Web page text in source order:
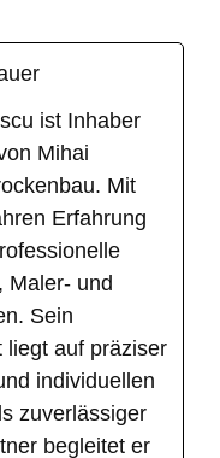
ist Inhaber
Mihai
Mit
Erfahrung
Maler- und
Sein
liegt auf präziser
individuellen
zuverlässiger
begleitet er